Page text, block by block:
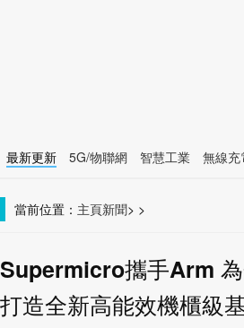
最新更新 5G/物聯網 智慧工業 無線充
當前位置： 主頁 >
新聞 >
Supermicro攜手Arm
打造全新高能效機櫃級